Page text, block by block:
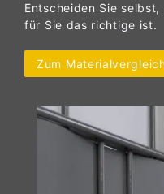
Entscheiden Sie
für Sie das richtige ist.
Zum